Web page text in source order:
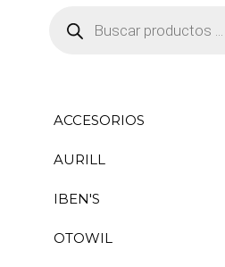
productos
ACCESORIOS
AURILL
IBEN'S
OTOWIL